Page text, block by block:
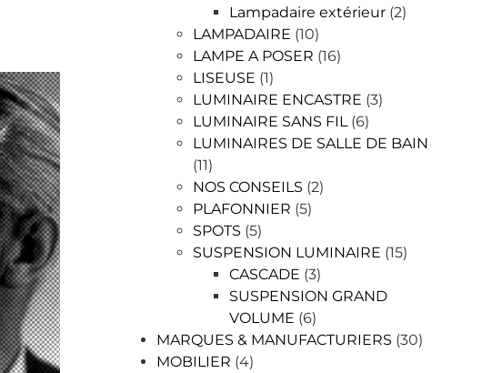
Lampadaire extérieur(2)
LAMPADAIRE (10)
LAMPE A POSER (16)
LISEUSE (1)
LUMINAIRE ENCASTRE (3)
LUMINAIRE SANS FIL(6)
LUMINAIRES DE SALLE DE BAIN
(11)
NOS CONSEILS (2)
PLAFONNIER (5)
SPOTS (5)
SUSPENSION LUMINAIRE (15)
CASCADE (3)
SUSPENSION GRAND
VOLUME (6)
MARQUES & MANUFACTURIERS (30)
MOBILIER (4)